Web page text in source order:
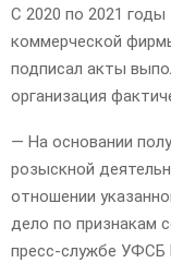
С 2020 по 2021
коммерческой
подписал акты
организация
— На основании
розыскной
отношении
дело по признакам
пресс-службе УФСБ